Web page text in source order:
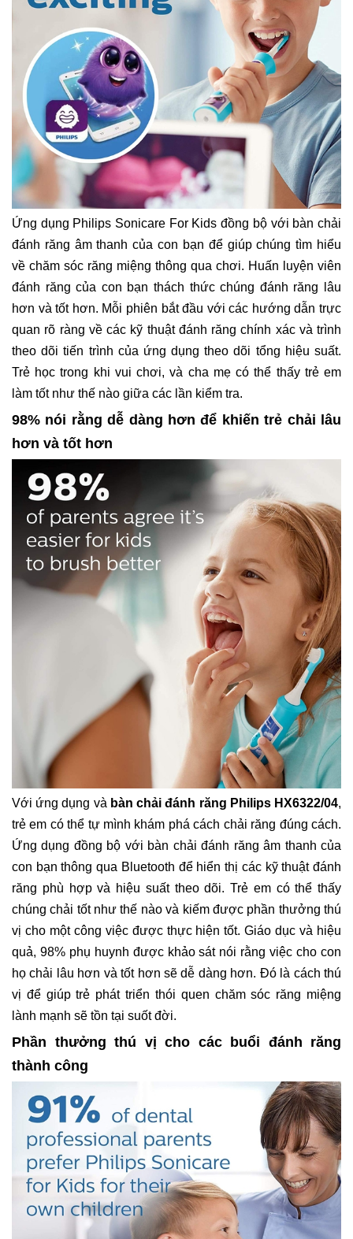
Ứng dụng Philips Sonicare For Kids đồng bộ với bàn chải
đánh răng âm thanh của con bạn để giúp chúng tìm hiểu
về chăm sóc răng miệng thông qua chơi. Huấn luyện viên
đánh răng của con bạn thách thức chúng đánh răng lâu
hơn và tốt hơn. Mỗi phiên bắt đầu với các hướng dẫn trực
quan rõ ràng về các kỹ thuật đánh răng chính xác và trình
theo dõi tiến trình của ứng dụng theo dõi tổng hiệu suất.
Trẻ học trong khi vui chơi, và cha mẹ có thể thấy trẻ em
làm tốt như thế nào giữa các lần kiểm tra.
98% nói rằng dễ dàng hơn để khiến trẻ chải lâu
hơn và tốt hơn
Với ứng dụng và bàn chải đánh răng Philips HX6322/04,
trẻ em có thể tự mình khám phá cách chải răng đúng cách.
Ứng dụng đồng bộ với bàn chải đánh răng âm thanh của
con bạn thông qua Bluetooth để hiển thị các kỹ thuật đánh
răng phù hợp và hiệu suất theo dõi. Trẻ em có thể thấy
chúng chải tốt như thế nào và kiếm được phần thưởng thú
vị cho một công việc được thực hiện tốt. Giáo dục và hiệu
quả, 98% phụ huynh được khảo sát nói rằng việc cho con
họ chải lâu hơn và tốt hơn sẽ dễ dàng hơn. Đó là cách thú
vị để giúp trẻ phát triển thói quen chăm sóc răng miệng
lành mạnh sẽ tồn tại suốt đời.
Phần thưởng thú vị cho các buổi đánh răng
thành công